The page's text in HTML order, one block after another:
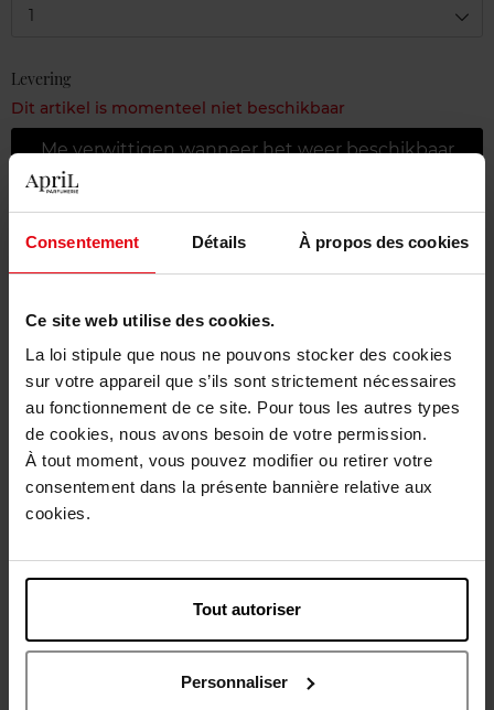
Consentement Détails À propos des cookies
Ce site web utilise des cookies.
La loi stipule que nous ne pouvons stocker des cookies
sur votre appareil que s’ils sont strictement nécessaires
au fonctionnement de ce site. Pour tous les autres types
de cookies, nous avons besoin de votre permission.
À tout moment, vous pouvez modifier ou retirer votre
consentement dans la présente bannière relative aux
cookies.
Tout autoriser
Personnaliser
1
Levering
Dit artikel is momenteel niet beschikbaar
Me verwittigen wanneer het weer beschikbaar
Gratis levering bij aankoop van min. 55€
Gratis retour in je winkelpunt
Beschrijving
Karakteristieken
Review Beleid inzake klantbeoordelingen
Nog iets vergeten ?